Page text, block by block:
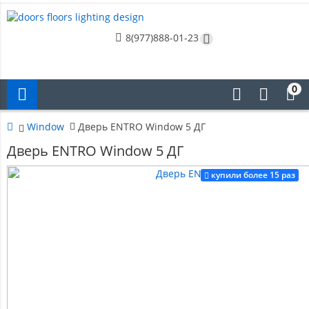
8(977)888-01-23
0
Window Дверь ENTRO Window 5 ДГ
Дверь ENTRO Window 5 ДГ
купили более 15 раз